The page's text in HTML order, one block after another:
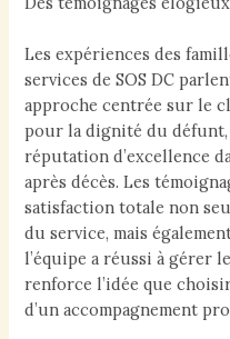
Les expériences des
services de SOS DC
approche centrée sur le
pour la dignité du défunt,
réputation d’excellence
après décès. Les
satisfaction totale non
du service, mais
l’équipe a réussi à gérer
renforce l’idée que
d’un accompagnement